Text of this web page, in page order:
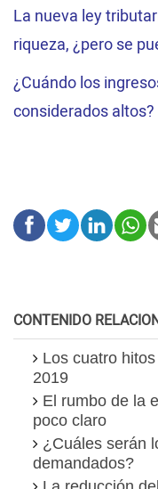
La nueva ley
riqueza, ¿pero se
¿Cuándo los
considerados altos?
CONTENIDO
Los cuatro
2019
El rumbo de la
poco claro
¿Cuáles serán
demandados?